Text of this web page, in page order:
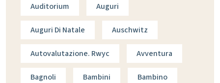
Auditorium Auguri
Auguri Di Natale Auschwitz
Autovalutazione. Rwyc Avventura
Bagnoli Bambini Bambino